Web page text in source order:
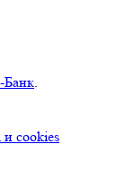
Банк.
cookies